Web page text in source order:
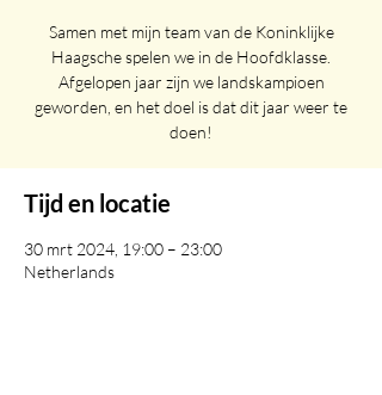
Samen met mijn team van de Koninklijke
Haagsche spelen we in de Hoofdklasse.
Afgelopen jaar zijn we landskampioen
geworden, en het doel is dat dit jaar weer te
doen!
Tijd en locatie
30 mrt 2024, 19:00 – 23:00
Netherlands